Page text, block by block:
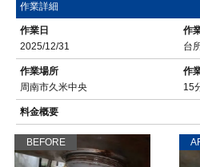
作業詳細
作業日
2025/12/31
作
台
作業場所
周南市久米中央
作
15
料金概要
BEFORE